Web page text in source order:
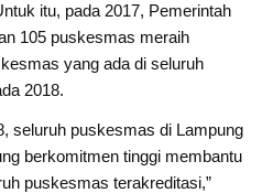
itu, pada 2017, Pemerintah
105 puskesmas meraih
yang ada di seluruh
2018.
seluruh puskesmas di Lampung
berkomitmen tinggi membantu
puskesmas terakreditasi,”